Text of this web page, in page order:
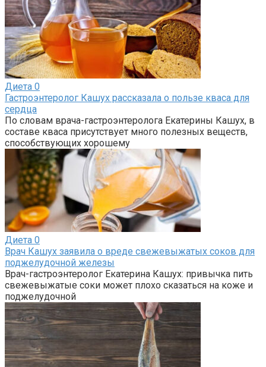
Диета 0
Гастроэнтеролог Кашух рассказала о пользе кваса для
сердца
По словам врача-гастроэнтеролога Екатерины Кашух, в
составе кваса присутствует много полезных веществ,
способствующих хорошему
Диета 0
Врач Кашух заявила о вреде свежевыжатых соков для
поджелудочной железы
Врач-гастроэнтеролог Екатерина Кашух: привычка пить
свежевыжатые соки может плохо сказаться на коже и
поджелудочной